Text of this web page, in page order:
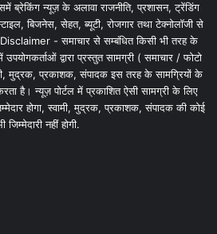
ब्रेकिंग न्यूज़ के अलावा राजनीति, प्रशासन, ट्रेंडिंग
बिजनेस, सेहत, ब्यूटी, रोजगार तथा टेक्नोलॉजी से
- समाचार से सम्बंधित किसी भी तरह के
द्वारा प्रस्तुत सामग्री ( समाचार / फोटो
मुद्रक, प्रकाशक, संपादक इस तरह के सामग्रियों के
है। न्यूज़ पोर्टल में प्रकाशित ऐसी सामग्री के लिए
होगा, स्वामी, मुद्रक, प्रकाशक, संपादक की कोई
जिम्मेदारी नहीं होगी.